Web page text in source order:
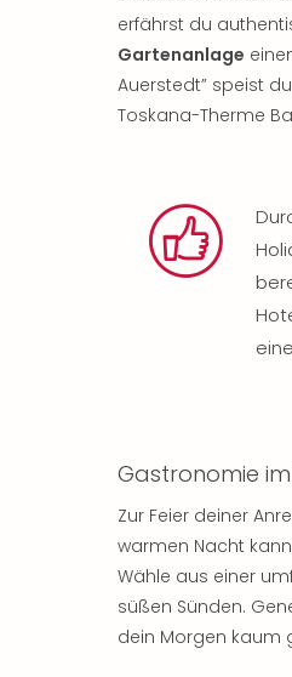
erfährst du
Gartenanlage
Auerstedt” speist
Toskana-Therme
Gastronomie
Zur Feier deiner
warmen Nacht
Wähle aus einer
süßen Sünden.
dein Morgen kaum